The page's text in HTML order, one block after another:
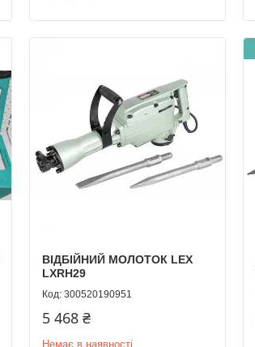
ВІДБІЙНИЙ МОЛОТОК LEX
LXRH29
300520190951
5 468 ₴
Немає в наявності